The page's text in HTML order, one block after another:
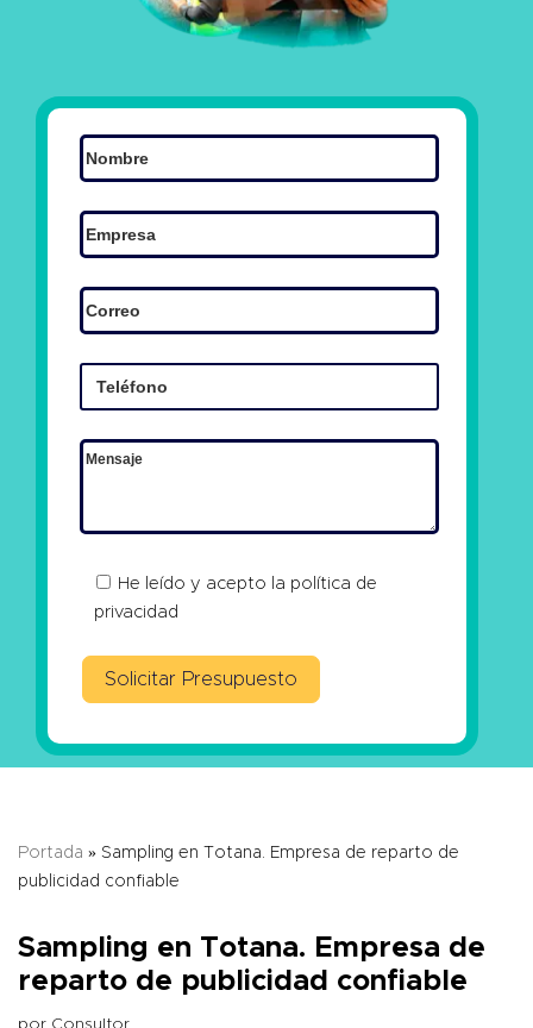
He leído y acepto la política de
privacidad
Portada » Sampling en Totana. Empresa de reparto de
publicidad confiable
Sampling en Totana. Empresa de
reparto de publicidad confiable
por Consultor